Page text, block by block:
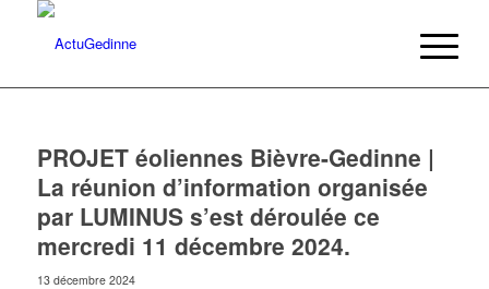
PROJET éoliennes Bièvre-Gedinne |
La réunion d’information organisée
par LUMINUS s’est déroulée ce
mercredi 11 décembre 2024.
13 décembre 2024